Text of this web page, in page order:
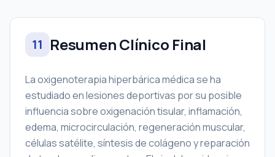
11 Resumen Clínico Final
La oxigenoterapia hiperbárica médica se ha
estudiado en lesiones deportivas por su posible
influencia sobre oxigenación tisular, inflamación,
edema, microcirculación, regeneración muscular,
células satélite, síntesis de colágeno y reparación